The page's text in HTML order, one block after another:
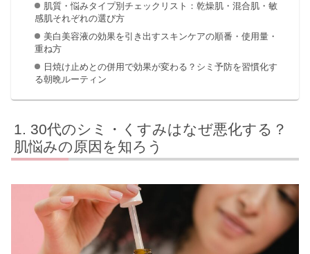
肌質・悩みタイプ別チェックリスト：乾燥肌・混合肌・敏
感肌それぞれの選び方
美白美容液の効果を引き出すスキンケアの順番・使用量・
重ね方
日焼け止めとの併用で効果が変わる？シミ予防を習慣化す
る朝晩ルーティン
30代のシミ・くすみはなぜ悪化する？
肌悩みの原因を知ろう